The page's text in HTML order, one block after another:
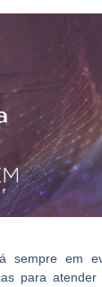
sempre em
para